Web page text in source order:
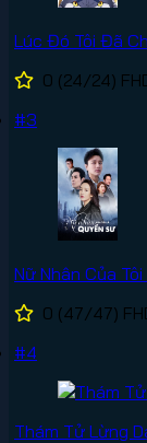
Lúc Đó Tôi Đã
0 (24/24)
#3
Nữ Nhân Của
0 (47/47)
#4
Thám Tử Lừng